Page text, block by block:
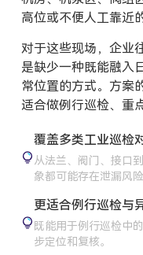
高位或不便人工靠近
对于这些现场，企业
是缺少一种既能融入
常位置的方式。方案
适合做例行巡检、重
覆盖多类工业巡检
从法兰、阀门、接口
象都可能存在泄漏风
更适合例行巡检与
既能用于例行巡检中
步定位和复核。